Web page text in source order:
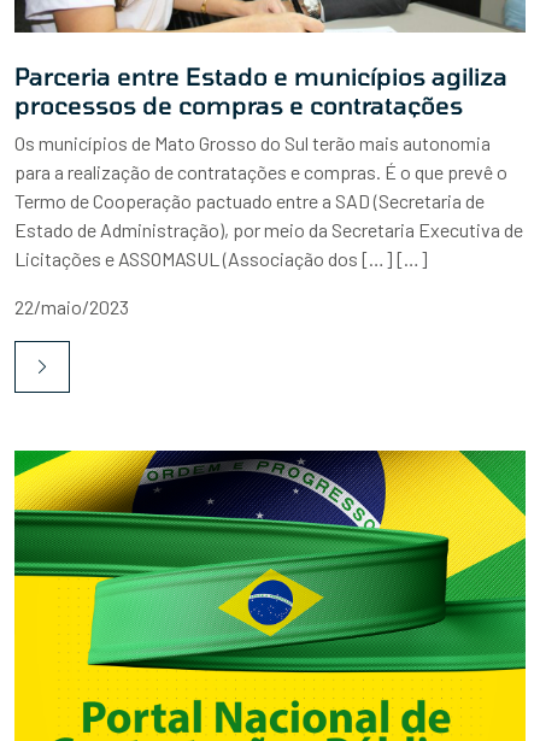
Parceria entre Estado e municípios agiliza
processos de compras e contratações
Os municípios de Mato Grosso do Sul terão mais autonomia
para a realização de contratações e compras. É o que prevê o
Termo de Cooperação pactuado entre a SAD (Secretaria de
Estado de Administração), por meio da Secretaria Executiva de
Licitações e ASSOMASUL (Associação dos […] […]
22/maio/2023